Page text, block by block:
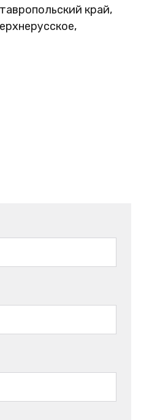
край,